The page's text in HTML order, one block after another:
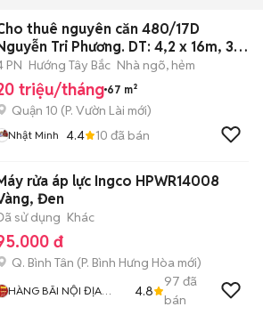
thuê nguyên căn 480/17D
Tri Phương. DT: 4,2 x 16m, 3
PN Hướng Tây Bắc Nhà ngõ, hẻm
triệu/tháng 67 m²
Quận 10 (P. Vườn Lài mới)
Nhật Minh 4.4 10 đã bán
rửa áp lực Ingco HPWR14008
Đen
sử dụng Khác
đ
Q. Bình Tân (P. Bình Hưng Hòa mới)
HÀNG BÃI NỘI ĐỊA
4.8
97 đã
bán